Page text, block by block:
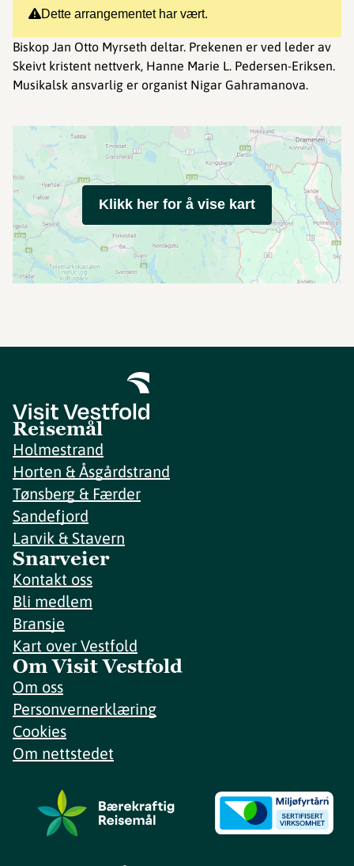
Dette arrangementet har vært.
Biskop Jan Otto Myrseth deltar. Prekenen er ved leder av
Skeivt kristent nettverk, Hanne Marie L. Pedersen-Eriksen.
Musikalsk ansvarlig er organist Nigar Gahramanova.
Klikk her for å vise kart
Reisemål
Holmestrand
Horten & Åsgårdstrand
Tønsberg & Færder
Sandefjord
Larvik & Stavern
Snarveier
Kontakt oss
Bli medlem
Bransje
Kart over Vestfold
Om Visit Vestfold
Om oss
Personvernerklæring
Cookies
Om nettstedet